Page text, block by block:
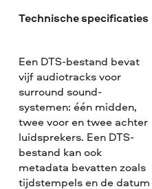
Technische specificaties
Een DTS-bestand bevat
vijf audiotracks voor
surround sound-
systemen: één midden,
twee voor en twee achter
luidsprekers. Een DTS-
bestand kan ook
metadata bevatten zoals
tijdstempels en de datum